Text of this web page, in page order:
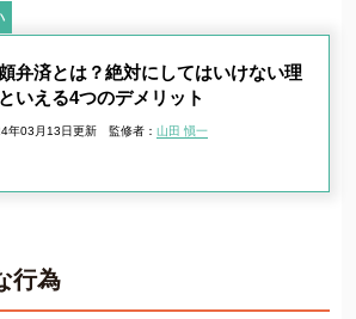
弁済とは？絶対にしてはいけない理
いえる4つのデメリット
年03月13日更新 監修者： 山田 愼一
行為